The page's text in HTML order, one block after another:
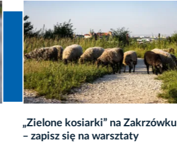
„Zielone kosiarki” na Zakrzówku
– zapisz się na warsztaty